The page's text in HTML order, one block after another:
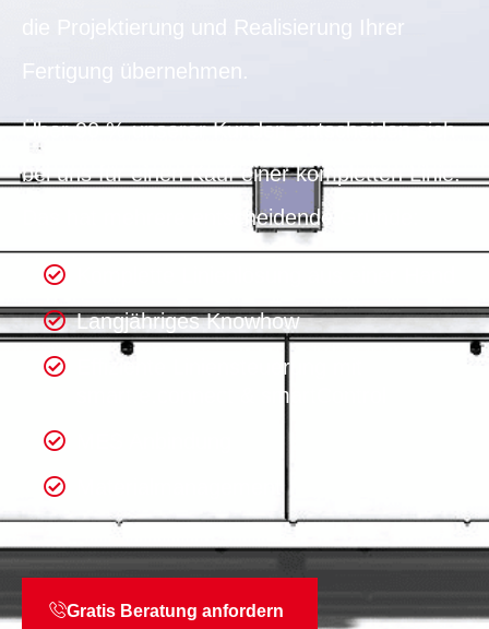
die Projektierung und Realisierung Ihrer
Fertigung übernehmen.
Über 90 % unserer Kunden entscheiden sich
bei uns für einen Kauf einer kompletten Linie.
Das hat mehrere entscheidende Gründe:
Langjähriges Knowhow
Effiziente Liniensteuerung mit
smart.e.connect & smartControl
Gratis Beratung anfordern